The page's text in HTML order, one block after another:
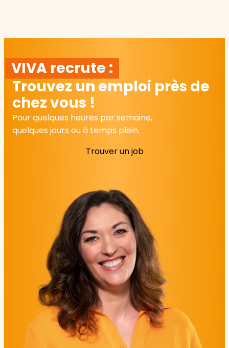
VIVA recrute :
Trouvez un emploi près de
chez vous !
Pour quelques heures par semaine,
quelques jours ou à temps plein.
Trouver un job